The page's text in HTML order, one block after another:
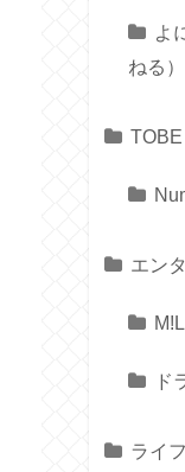
よ
ねる）
TOBE
エン
ド
ライフ